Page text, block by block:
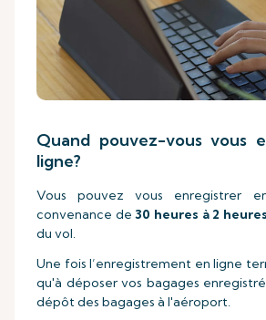
Quand pouvez-vous vous
ligne?
Vous pouvez vous enregistrer
convenance de30 heures à 2
du vol.
Une fois l’enregistrement en ligne
qu'à déposer vos bagages
dépôt des bagages à l'aéroport.